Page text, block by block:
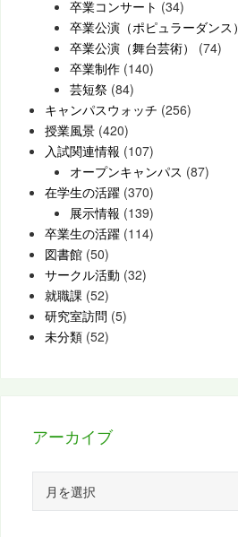
卒業コンサート (34)
卒業公演（ポピュラーダンス）
卒業公演（舞台芸術）
(74)
卒業制作 (140)
芸短祭 (84)
キャンパスウォッチ (256)
授業風景 (420)
入試関連情報 (107)
オープンキャンパス (87)
在学生の活躍 (370)
展示情報 (139)
卒業生の活躍 (114)
図書館 (50)
サークル活動 (32)
就職課 (52)
研究室訪問 (5)
未分類 (52)
アーカイブ
カ